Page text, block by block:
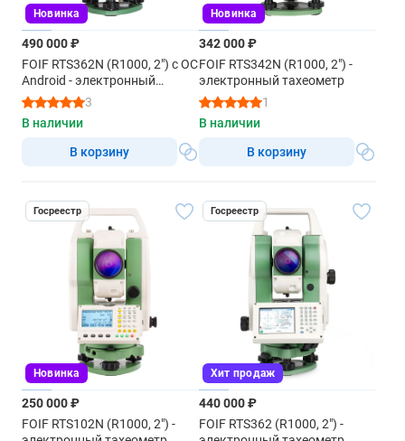
Новинка
490 000 ₽
FOIF RTS362N (R1000, 2") с ОС
Android - электронный
тахеометр3
В наличии
В корзину
Новинка
342 000 ₽
FOIF RTS342N (R1000, 2") -
электронный тахеометр
1
В наличии
В корзину
Госреестр
Новинка
250 000 ₽
FOIF RTS102N (R1000, 2") -
Госреестр
Хит продаж
440 000 ₽
FOIF RTS362 (R1000, 2") -